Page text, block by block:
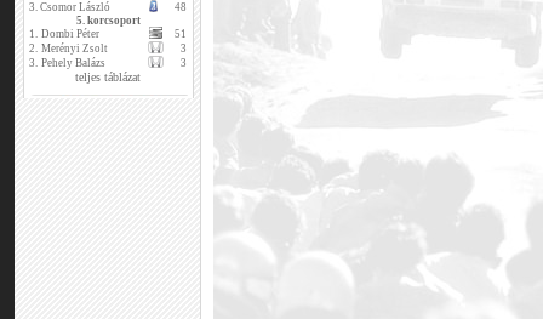
3. Csomor László
48
5. korcsoport
1. Dombi Péter
51
2. Merényi Zsolt
3
3. Pehely Balázs 3
teljes táblázat